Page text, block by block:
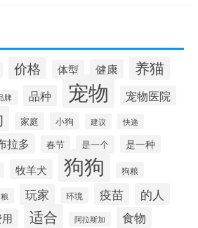
价格 体型 健康 养猫
牌 品种 宠物 宠物医院
家庭 小狗 建议 快递
拉多 春节 是一个 是一种
牧羊犬 狗狗 狗粮
玩家 环境 疫苗 的人
适合 阿拉斯加 食物